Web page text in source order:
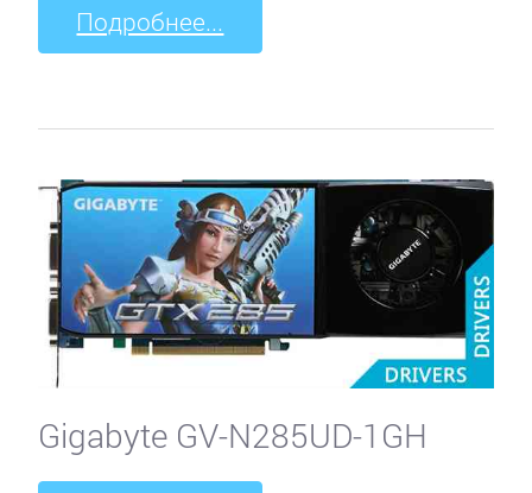
Подробнее...
Gigabyte GV-N285UD-1GH